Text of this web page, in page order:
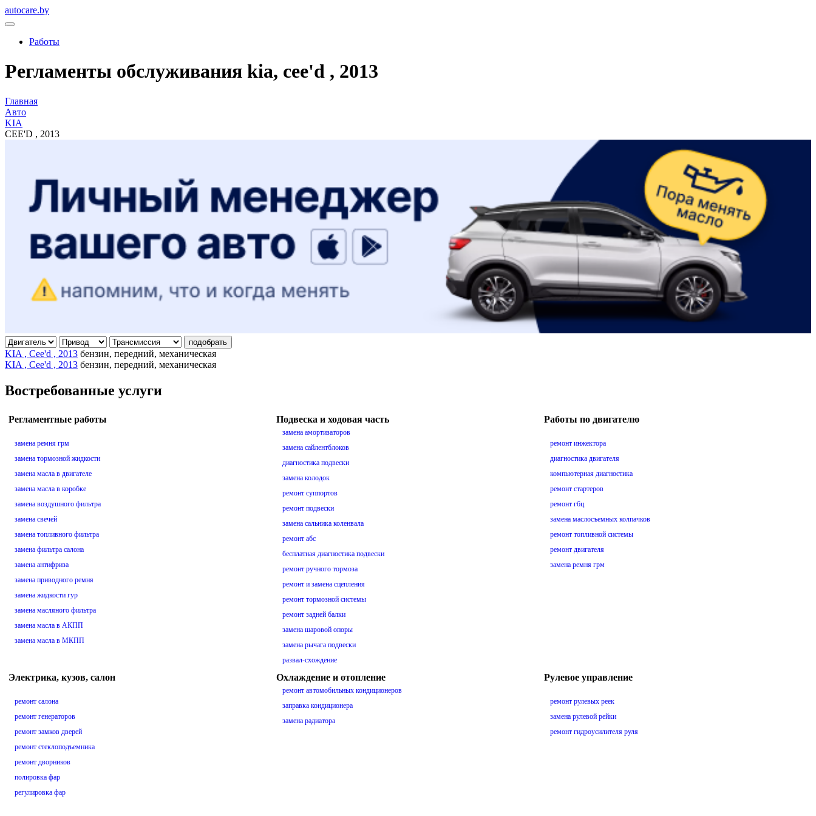
autocare.by
Работы
Регламенты обслуживания kia, cee'd , 2013
Главная
Авто
KIA
CEE'D , 2013
подобрать
KIA , Cee'd , 2013 бензин, передний, механическая
KIA , Cee'd , 2013 бензин, передний, механическая
Востребованные услуги
Регламентные работы
замена ремня грм
замена тормозной жидкости
замена масла в двигателе
замена масла в коробке
замена воздушного фильтра
замена свечей
замена топливного фильтра
замена фильтра салона
замена антифриза
замена приводного ремня
замена жидкости гур
замена масляного фильтра
замена масла в АКПП
замена масла в МКПП
Подвеска и ходовая часть
замена амортизаторов
замена сайлентблоков
диагностика подвески
замена колодок
ремонт суппортов
ремонт подвески
замена сальника коленвала
ремонт абс
бесплатная диагностика подвески
ремонт ручного тормоза
ремонт и замена сцепления
ремонт тормозной системы
ремонт задней балки
замена шаровой опоры
замена рычага подвески
развал-схождение
Работы по двигателю
ремонт инжектора
диагностика двигателя
компьютерная диагностика
ремонт стартеров
ремонт гбц
замена маслосъемных колпачков
ремонт топливной системы
ремонт двигателя
замена ремня грм
Электрика, кузов, салон
ремонт салона
ремонт генераторов
ремонт замков дверей
ремонт стеклоподъемника
ремонт дворников
полировка фар
регулировка фар
Охлаждение и отопление
ремонт автомобильных кондиционеров
заправка кондиционера
замена радиатора
Рулевое управление
ремонт рулевых реек
замена рулевой рейки
ремонт гидроусилителя руля